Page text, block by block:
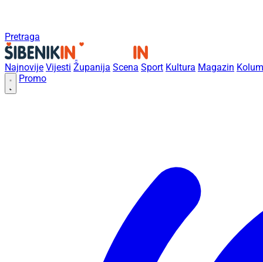
Pretraga
Najnovije Vijesti Županija Scena Sport Kultura Magazin
Promo